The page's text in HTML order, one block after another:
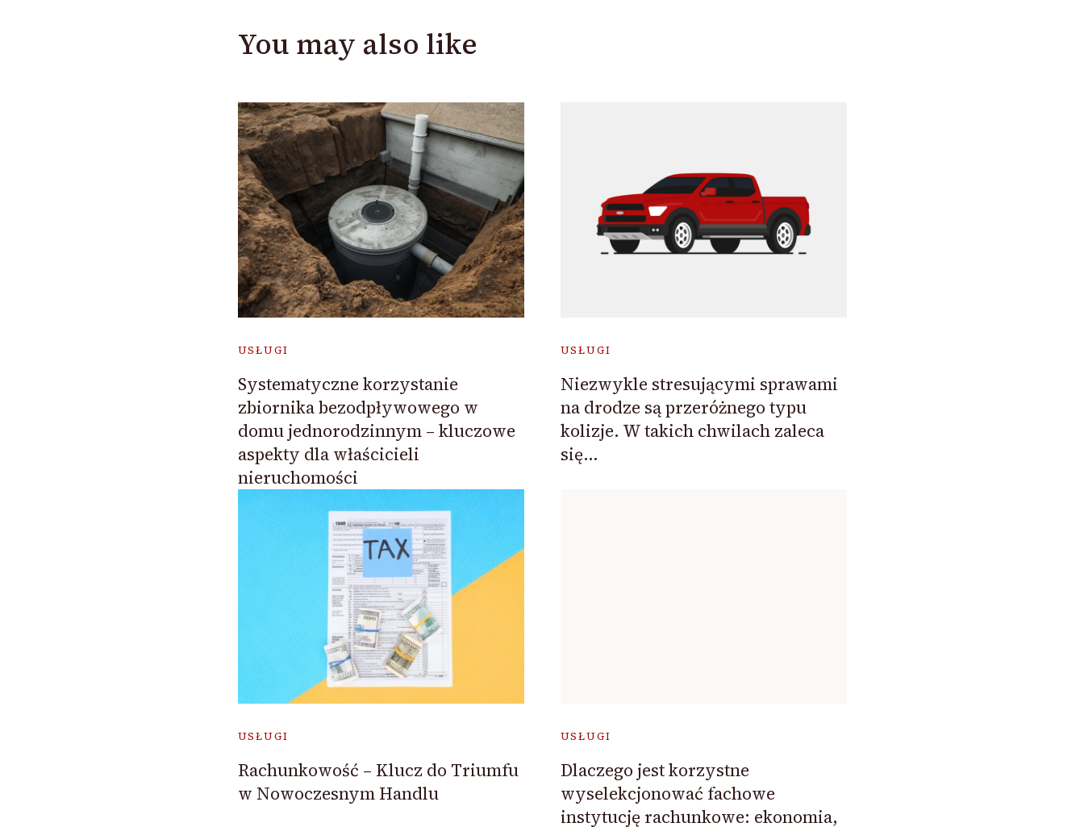
You may also like
USŁUGI
Systematyczne korzystanie
zbiornika bezodpływowego w
domu jednorodzinnym – kluczowe
aspekty dla właścicieli
nieruchomości
USŁUGI
Niezwykle stresującymi sprawami
na drodze są przeróżnego typu
kolizje. W takich chwilach zaleca
się…
USŁUGI
Rachunkowość – Klucz do Triumfu
w Nowoczesnym Handlu
USŁUGI
Dlaczego jest korzystne
wyselekcjonować fachowe
instytucję rachunkowe: ekonomia,